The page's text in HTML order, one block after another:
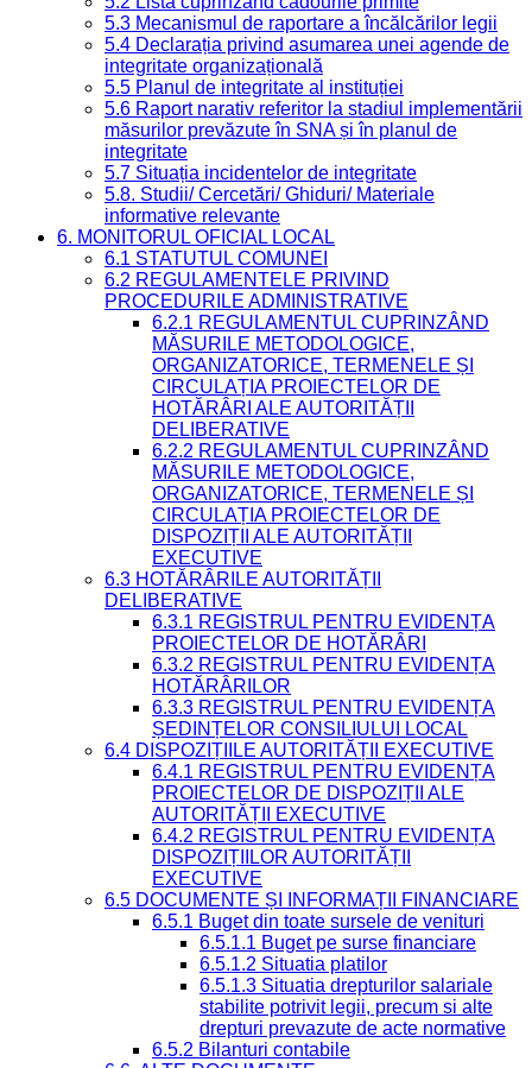
5.3 Mecanismul de raportare a încălcărilor legii
5.4 Declarația privind asumarea unei agende de
integritate organizațională
5.5 Planul de integritate al instituției
5.6 Raport narativ referitor la stadiul implementării
măsurilor prevăzute în SNA și în planul de
integritate
5.7 Situația incidentelor de integritate
5.8. Studii/ Cercetări/ Ghiduri/ Materiale
informative relevante
6. MONITORUL OFICIAL LOCAL
6.1 STATUTUL COMUNEI
6.2 REGULAMENTELE PRIVIND
PROCEDURILE ADMINISTRATIVE
6.2.1 REGULAMENTUL CUPRINZÂND
MĂSURILE METODOLOGICE,
ORGANIZATORICE, TERMENELE ȘI
CIRCULAȚIA PROIECTELOR DE
HOTĂRÂRI ALE AUTORITĂȚII
DELIBERATIVE
6.2.2 REGULAMENTUL CUPRINZÂND
MĂSURILE METODOLOGICE,
ORGANIZATORICE, TERMENELE ȘI
CIRCULAȚIA PROIECTELOR DE
DISPOZIȚII ALE AUTORITĂȚII
EXECUTIVE
6.3 HOTĂRÂRILE AUTORITĂȚII
DELIBERATIVE
6.3.1 REGISTRUL PENTRU EVIDENȚA
PROIECTELOR DE HOTĂRÂRI
6.3.2 REGISTRUL PENTRU EVIDENȚA
HOTĂRÂRILOR
6.3.3 REGISTRUL PENTRU EVIDENȚA
ȘEDINȚELOR CONSILIULUI LOCAL
6.4 DISPOZIȚIILE AUTORITĂȚII EXECUTIVE
6.4.1 REGISTRUL PENTRU EVIDENȚA
PROIECTELOR DE DISPOZIȚII ALE
AUTORITĂȚII EXECUTIVE
6.4.2 REGISTRUL PENTRU EVIDENȚA
DISPOZIȚIILOR AUTORITĂȚII
EXECUTIVE
6.5 DOCUMENTE ȘI INFORMAȚII FINANCIARE
6.5.1 Buget din toate sursele de venituri
6.5.1.1 Buget pe surse financiare
6.5.1.2 Situatia platilor
6.5.1.3 Situatia drepturilor salariale
stabilite potrivit legii, precum si alte
drepturi prevazute de acte normative
6.5.2 Bilanturi contabile